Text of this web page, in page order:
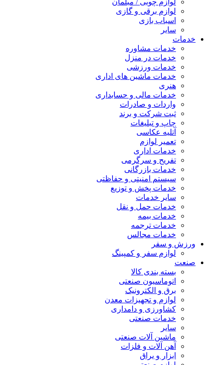
لوازم چوبی / مبلمان
لوازم برقی و گازی
اسباب بازی
سایر
خدمات
خدمات مشاوره
خدمات در منزل
خدمات ورزشی
خدمات ماشین های اداری
هنری
خدمات مالی و حسابداری
واردات و صادرات
ثبت شرکت و برند
چاپ و تبلیغات
آتلیه عکاسی
تعمیر لوازم
خدمات اداری
تفریح و سرگرمی
خدمات بازرگانی
سیستم امنیتی و حفاظتی
خدمات پخش و توزیع
سایر خدمات
خدمات حمل و نقل
خدمات بیمه
خدمات ترجمه
خدمات مجالس
ورزش و سفر
لوازم سفر و کمپینگ
صنعت
بسته بندی کالا
اتوماسیون صنعتی
برق و الکترونیک
لوازم و تجهیزات معدن
کشاورزی و دامداری
خدمات صنعتی
سایر
ماشین آلات صنعتی
آهن آلات و فلزات
ابزار و یراق